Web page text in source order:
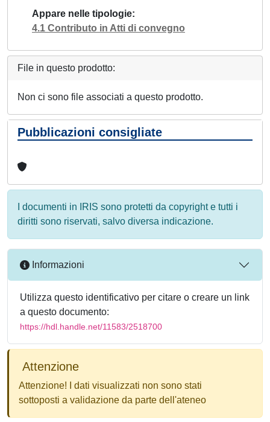
Appare nelle tipologie
4.1 Contributo in Atti di convegno
File in questo prodotto:
Non ci sono file associati a questo prodotto.
Pubblicazioni consigliate
I documenti in IRIS sono protetti da copyright e tutti i
diritti sono riservati, salvo diversa indicazione.
Informazioni
Utilizza questo identificativo per citare o creare un link
a questo documento:
https://hdl.handle.net/11583/2518700
Attenzione
Attenzione! I dati visualizzati non sono stati
sottoposti a validazione da parte dell'ateneo